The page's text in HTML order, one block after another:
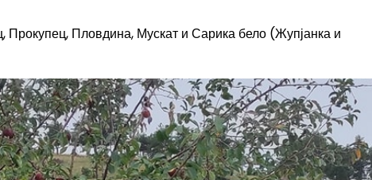
Прокупец, Пловдина, Мускат и Сарика бело (Жупјанка и